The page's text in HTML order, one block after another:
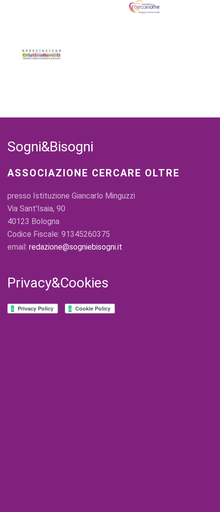
Sogni&Bisogni
ASSOCIAZIONE CERCARE OLTRE
presso Istituzione Giancarlo Minguzzi
Via Sant'Isaia, 90
40123 Bologna
Codice Fiscale: 91345260375
email: redazione@sogniebisogni.it
Privacy&Cookies